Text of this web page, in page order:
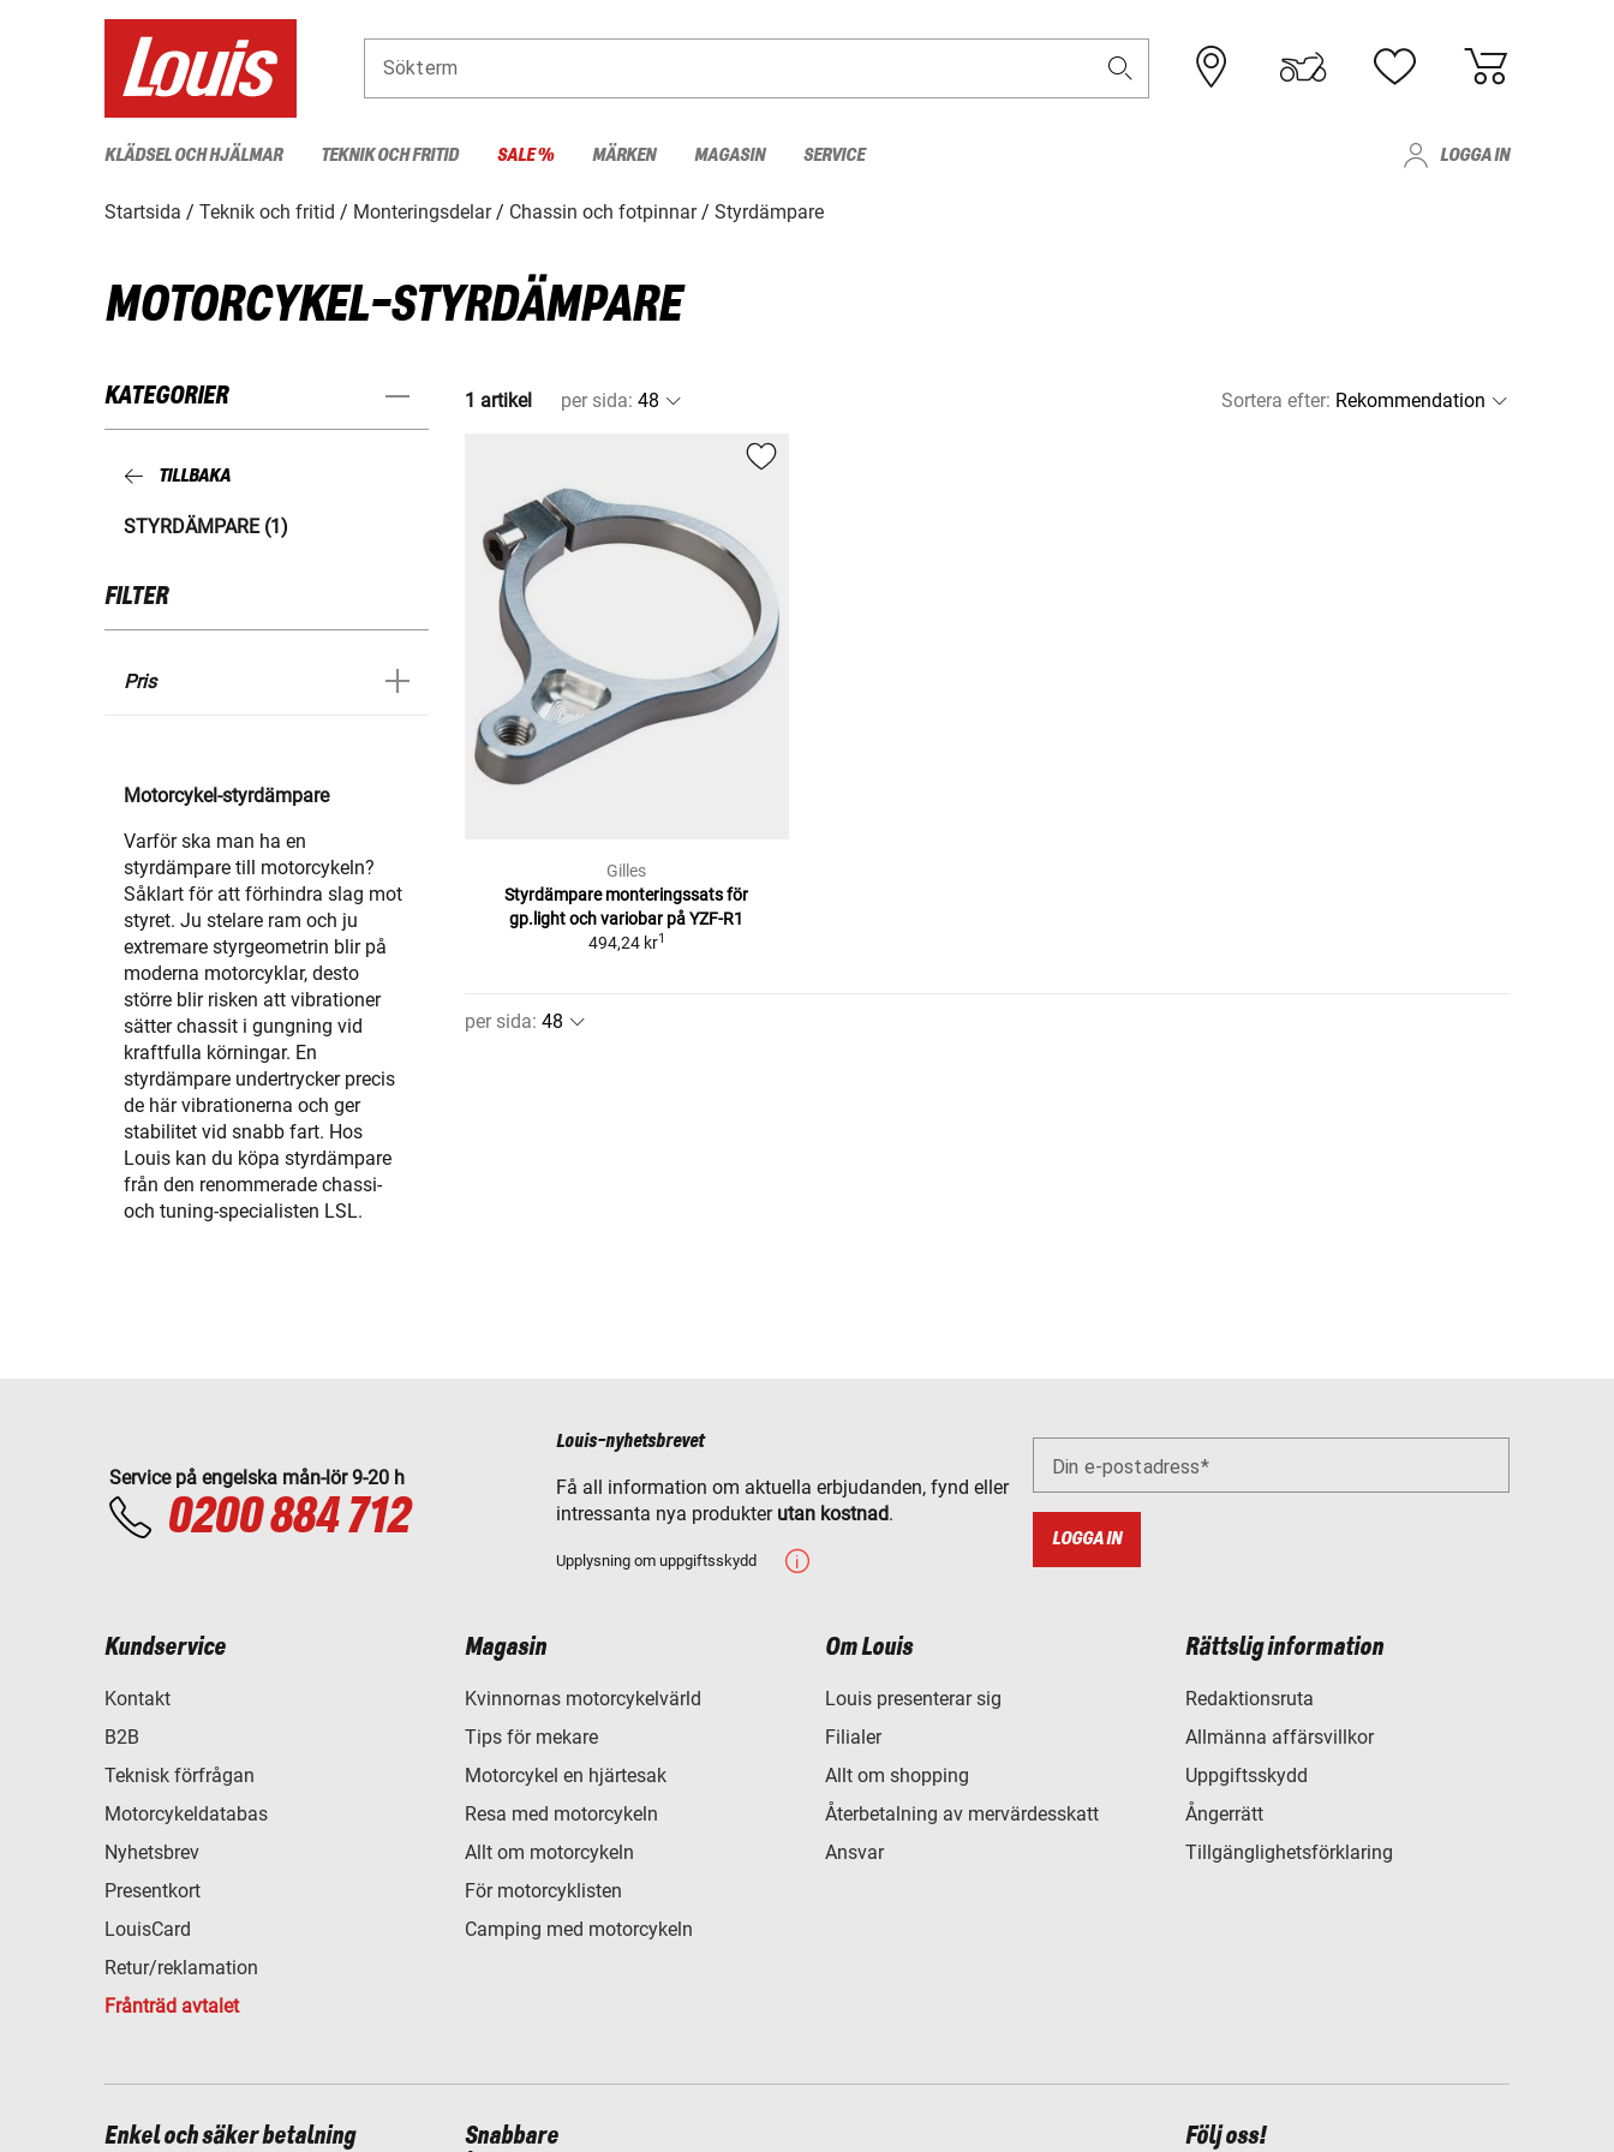
Sökterm
KLÄDSEL OCH HJÄLMAR TEKNIK OCH FRITID SALE % MÄRKEN MAGASIN SERVICE LOGGA IN
Startsida Teknik och fritid Monteringsdelar Chassin och fotpinnar Styrdämpare
MOTORCYKEL-STYRDÄMPARE
KATEGORIER
TILLBAKA
STYRDÄMPARE (1)
FILTER
Pris
Motorcykel-styrdämpare
Varför ska man ha en
styrdämpare till motorcykeln?
Såklart för att förhindra slag mot
styret. Ju stelare ram och ju
extremare styrgeometrin blir på
moderna motorcyklar, desto
större blir risken att vibrationer
sätter chassit i gungning vid
kraftfulla körningar. En
styrdämpare undertrycker precis
de här vibrationerna och ger
stabilitet vid snabb fart. Hos
Louis kan du köpa styrdämpare
från den renommerade chassi-
och tuning-specialisten LSL.
1 artikel per sida: Sortera efter:
Gilles
Styrdämpare monteringssats för
gp.light och variobar på YZF-R1
494,24 kr1
per sida:
Service på engelska mån-lör 9-20 h
0200 884 712
Louis-nyhetsbrevet
Få all information om aktuella erbjudanden, fynd eller
intressanta nya produkter utan kostnad.
Upplysning om uppgiftsskydd
Din e-postadress
LOGGA IN
Kundservice
Kontakt
B2B
Teknisk förfrågan
Motorcykeldatabas
Nyhetsbrev
Presentkort
LouisCard
Retur/reklamation
Frånträd avtalet
Magasin
Kvinnornas motorcykelvärld
Tips för mekare
Motorcykel en hjärtesak
Resa med motorcykeln
Allt om motorcykeln
För motorcyklisten
Camping med motorcykeln
Om Louis
Louis presenterar sig
Filialer
Allt om shopping
Återbetalning av mervärdesskatt
Ansvar
Rättslig information
Redaktionsruta
Allmänna affärsvillkor
Uppgiftsskydd
Ångerrätt
Tillgänglighetsförklaring
Enkel och säker betalning
Snabbare
Följ oss!